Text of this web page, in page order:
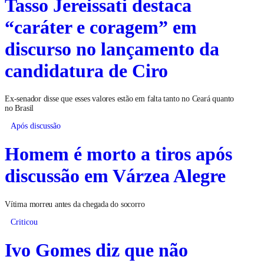
Tasso Jereissati destaca
“caráter e coragem” em
discurso no lançamento da
candidatura de Ciro
Ex-senador disse que esses valores estão em falta tanto no Ceará quanto
no Brasil
Após discussão
Homem é morto a tiros após
discussão em Várzea Alegre
Vítima morreu antes da chegada do socorro
Criticou
Ivo Gomes diz que não